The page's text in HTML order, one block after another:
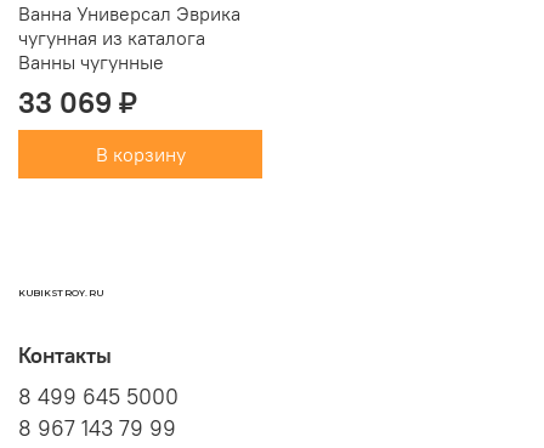
Ванна Универсал Эврика
чугунная из каталога
Ванны чугунные
33 069 ₽
В корзину
KUBIKSTROY.RU
Контакты
8 499 645 5000
8 967 143 79 99